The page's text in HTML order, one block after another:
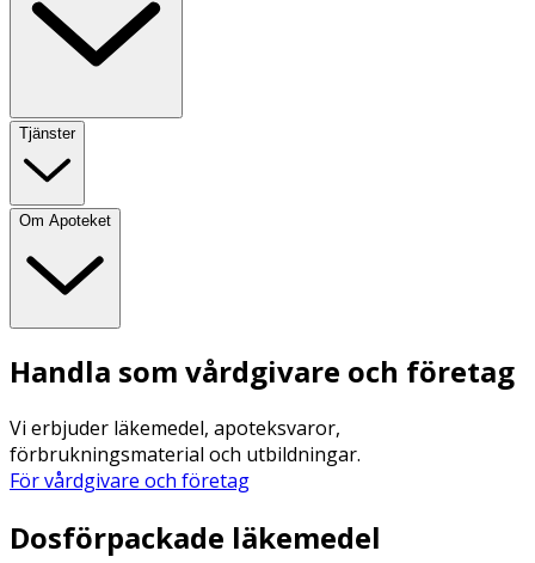
Tjänster
Om Apoteket
Handla som vårdgivare och företag
Vi erbjuder läkemedel, apoteksvaror,
förbrukningsmaterial och utbildningar.
För vårdgivare och företag
Dosförpackade läkemedel